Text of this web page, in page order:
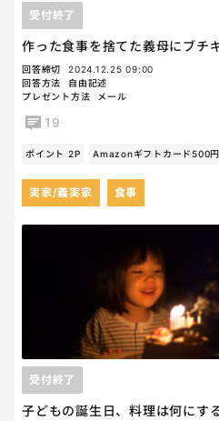
作った食事を捨てた義母にブチ
受付終了
回答締切
2024.12.25 09:00
回答方法
自由記述
プレゼント方法
メール
19
ポイント 2P Amazonギフトカード500
実家/義実家 食事
子どもの誕生日、料理は何にす
受付終了